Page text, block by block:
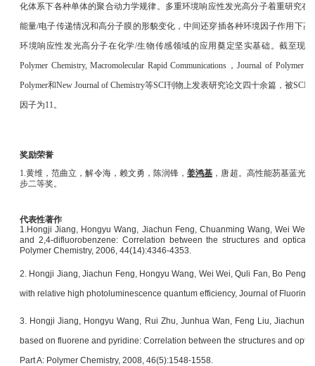
化体系下各种单体的聚合动力学规律。多重环境响应性发光高分子着重研究
能量/电子传递情况和高分子膜的形貌变化，中间还穿插各种环境因子作用下
环境响应性发光高分子在化学/生物传感领域的应用奠定坚实基础。截至现在
Polymer Chemistry, Macromolecular Rapid Communications，Journal of Polymer
Polymer和New Journal of Chemistry等SCI刊物上发表研究论文四十余篇，被
因子为11。
奖励荣誉
1. 黄维，范曲立，解令海，赖文勇，陈润锋，姜鸿基 ，唐超。高性能芴基蓝光
步二等奖。
代表性著作
1. Hongji Jiang, Hongyu Wang, Jiachun Feng, Chuanming Wang, Wei
and 2,4-difluorobenzene: Correlation between the structures and
Polymer Chemistry, 2006, 44(14):4346-4353.
2. Hongji Jiang, Jiachun Feng, Hongyu Wang, Wei Wei, Quli Fan, Bo Peng,
with relative high photoluminescence quantum efficiency, Journal of Fluorine
3. Hongji Jiang, Hongyu Wang, Rui Zhu, Junhua Wan, Feng Liu, Jiachun
based on fluorene and pyridine: Correlation between the structures and
Part A: Polymer Chemistry, 2008, 46(5):1548-1558.